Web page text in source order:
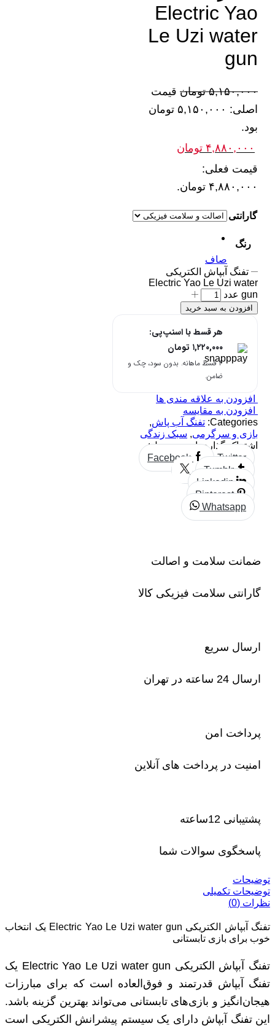
Electric Yao
Le Uzi water
gun
۵,۱۵۰,۰۰۰ تومان قیمت
اصلی: ۵,۱۵۰,۰۰۰ تومان
بود.
۴,۸۸۰,۰۰۰ تومان
قیمت فعلی:
۴,۸۸۰,۰۰۰ تومان.
گارانتی
رنگ
صاف
تفنگ آبپاش الکتریکی
Electric Yao Le Uzi water
gun عدد
افزودن به سبد خرید
هر قسط با اسنپ‌پی:
۱,۲۲۰,۰۰۰ تومان
۴ قسط ماهانه. بدون سود، چک و
ضامن.
افزودن به علاقه مندی ها
افزودن به مقایسه
Categories: تفنگ آب پاش,
بازی و سرگرمی, سبک زندگی
اشتراک گذاری این محصول:
Facebook
Twitter
Tumblr
Linkedin
Pinterest
Whatsapp
ضمانت سلامت و اصالت
گارانتی سلامت فیزیکی کالا
ارسال سریع
ارسال 24 ساعته در تهران
پرداخت امن
امنیت در پرداخت های آنلاین
پشتیبانی 12ساعته
پاسخگوی سوالات شما
توضیحات
توضیحات تکمیلی
نظرات (0)
تفنگ آبپاش الکتریکی Electric Yao Le Uzi water gun یک انتخاب
خوب برای بازی تابستانی
تفنگ آبپاش الکتریکی Electric Yao Le Uzi water gun یک
تفنگ آبپاش قدرتمند و فوق‌العاده است که برای مبارزات
هیجان‌انگیز و بازی‌های تابستانی می‌تواند بهترین گزینه باشد.
این تفنگ آبپاش دارای یک سیستم پیشرانش الکتریکی است